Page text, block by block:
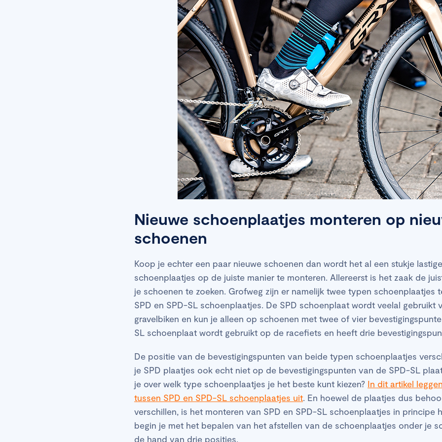
Nieuwe schoenplaatjes monteren op
schoenen
Koop je echter een paar nieuwe schoenen dan wordt het al een stukje
schoenplaatjes op de juiste manier te monteren. Allereerst is het zaak de
je schoenen te zoeken. Grofweg zijn er namelijk twee typen schoenplaatjes
SPD en SPD-SL schoenplaatjes. De SPD schoenplaat wordt veelal gebruikt
gravelbiken en kun je alleen op schoenen met twee of vier
SL schoenplaat wordt gebruikt op de racefiets en heeft drie
De positie van de bevestigingspunten van beide typen schoenplaatjes
je SPD plaatjes ook echt niet op de bevestigingspunten van de SPD-SL
je over welk type schoenplaatjes je het beste kunt kiezen? In dit artikel
tussen SPD en SPD-SL schoenplaatjes uit. En hoewel de plaatjes dus
verschillen, is het monteren van SPD en SPD-SL schoenplaatjes in principe
begin je met het bepalen van het afstellen van de schoenplaatjes onder je
de hand van drie posities.